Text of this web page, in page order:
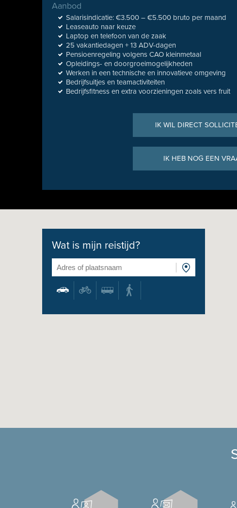
Aanbod
Salarisindicatie: €3.500 – €5.500 bruto per maand
Leaseauto naar keuze
Laptop en telefoon van de zaak
25 vakantiedagen + 13 ADV-dagen
Pensioenregeling volgens CAO kleinmetaal
Opleidings- en doorgroeimogelijkheden
Werken in een technische en innovatieve omgeving
Bedrijfsuitjes en teamactiviteiten
Bedrijfsfitness en extra voorzieningen zoals vers fruit
IK WIL DIRECT
IK HEB NOG EEN
Wat is mijn reistijd?